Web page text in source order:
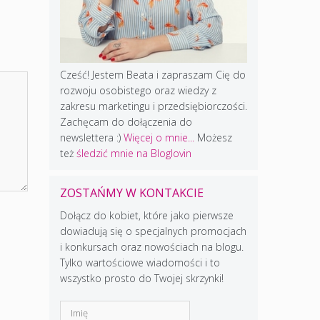
Cześć! Jestem Beata i zapraszam Cię do
rozwoju osobistego oraz wiedzy z
zakresu marketingu i przedsiębiorczości.
Zachęcam do dołączenia do
newslettera :) Więcej o mnie...
Możesz
też śledzić mnie na Bloglovin
ZOSTAŃMY W KONTAKCIE
Dołącz do kobiet, które jako pierwsze
dowiadują się o specjalnych promocjach
i konkursach oraz nowościach na blogu.
Tylko wartościowe wiadomości i to
wszystko prosto do Twojej skrzynki!